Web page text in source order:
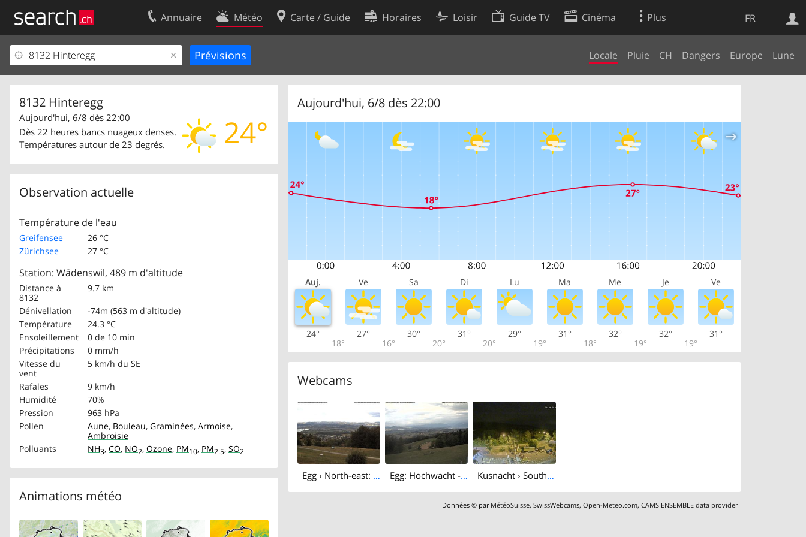
FR
Annuaire Météo Carte / Guide Horaires Loisir Guide TV Cinéma Plus
Locale Pluie CH Dangers Europe Lune
8132 Hinteregg
24°
Aujourd'hui, 6/8 dès 22:00
Dès 22 heures bancs nuageux denses.
Températures autour de 23 degrés.
Observation actuelle
Température de l'eau
Greifensee
26 °C
Zürichsee
27 °C
Station: Wädenswil, 489 m d'altitude
Distance à
8132
9.7 km
Dénivellation
-74m (563 m d'altitude)
Température
24.3 °C
Ensoleillement
0 de 10 min
Précipitations
0 mm/h
Vitesse du
vent
5 km/h du SE
Rafales
9 km/h
Humidité
70%
Pression
963 hPa
Pollen
Aune, Bouleau, Graminées, Armoise,
Ambroisie
Polluants
NH3, CO, NO2, Ozone, PM10, PM2.5, SO2
Animations météo
Aujourd'hui, 6/8 dès 22:00
Auj. Ve Sa Di Lu Ma Me Je Ve
24°
18°
27°
16°
30°
20°
31°
20°
29°
19°
31°
18°
32°
19°
32°
19°
31°
Webcams
Egg › North-east: Hochwacht - Greifensee Egg: Hochwacht - Pfannenstiel Kusnacht › South-east: Forch
Données © par MétéoSuisse,SwissWebcams,Open-Meteo.com,CAMS ENSEMBLE data provider
Web
Votre inscription
Centre clients
Contact
Conditions d’utilisation
Préférences de cookies